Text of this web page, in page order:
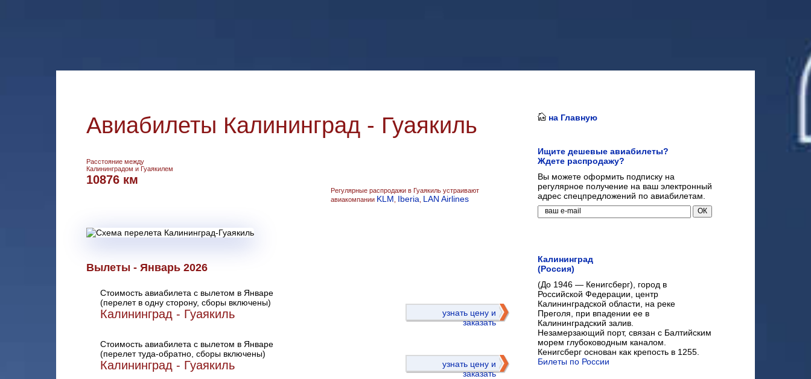
Авиабилеты Калининград - Гуаякиль
Расстояние между
Калининградом и Гуаякилем
10876 км
Регулярные распродажи в Гуаякиль устраивают
авиакомпании KLM Iberia LAN Airlines
Вылеты - Январь 2026
Стоимость авиабилета с вылетом в Январе
(перелет в одну сторону, сборы включены)
Калининград - Гуаякиль
узнать цену и
заказать
Стоимость авиабилета с вылетом в Январе
(перелет туда-обратно, сборы включены)
Калининград - Гуаякиль
узнать цену и
заказать
на Главную
Ищите дешевые авиабилеты?
Ждете распродажу?
Вы можете оформить подписку на
регулярное получение на ваш электронный
адрес спецпредложений по авиабилетам.
Калининград
(Россия)
(До 1946 — Кенигсберг), город в
Российской Федерации, центр
Калининградской области, на реке
Преголя, при впадении ее в
Калининградский залив.
Незамерзающий порт, связан с Балтийским
морем глубоководным каналом.
Кенигсберг основан как крепость в 1255.
Билеты по России